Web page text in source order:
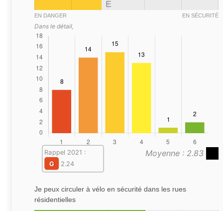
E
EN DANGER EN SÉCURITÉ
Dans le détail,
Moyenne : 2.83
Rappel 2021 :
G
2.24
Je peux circuler à vélo en sécurité dans les rues
résidentielles